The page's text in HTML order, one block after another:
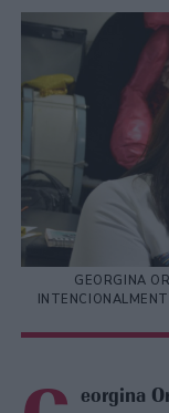
GEORGINA
eorgina